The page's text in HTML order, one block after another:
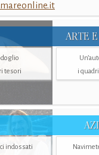
ARTE
tesori
i
indossati